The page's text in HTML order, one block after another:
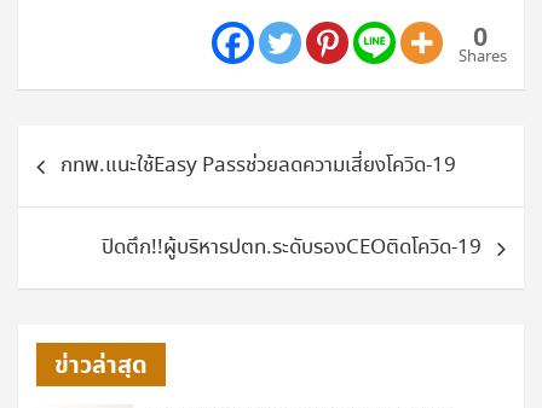
0
Shares
เรื่องกทพ.แนะใช้Easy Passช่วยลดความเสี่ยงโควิด-19
ปิดตึก!!ผู้บริหารปตท.ระดับรองCEOติดโควิด-19
ข่าวล่าสุด